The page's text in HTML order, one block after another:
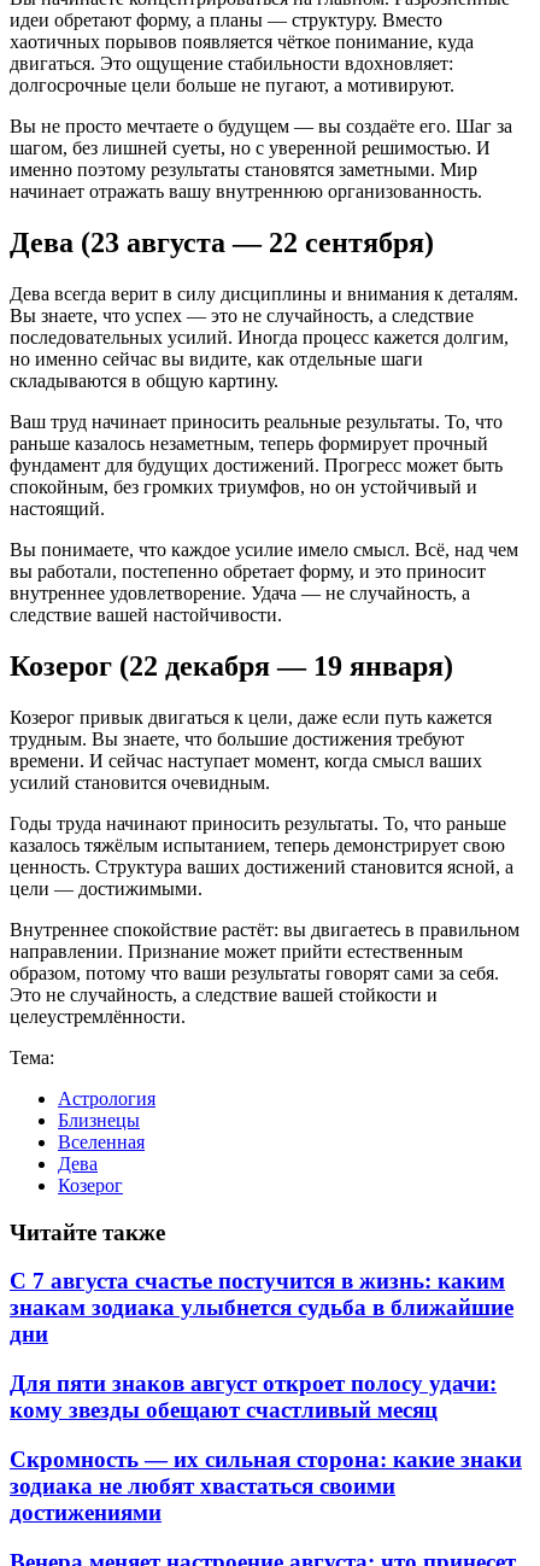
идеи обретают форму, а планы — структуру. Вместо
хаотичных порывов появляется чёткое понимание, куда
двигаться. Это ощущение стабильности вдохновляет:
долгосрочные цели больше не пугают, а мотивируют.
Вы не просто мечтаете о будущем — вы создаёте его. Шаг за
шагом, без лишней суеты, но с уверенной решимостью. И
именно поэтому результаты становятся заметными. Мир
начинает отражать вашу внутреннюю организованность.
Дева (23 августа — 22 сентября)
Дева всегда верит в силу дисциплины и внимания к деталям.
Вы знаете, что успех — это не случайность, а следствие
последовательных усилий. Иногда процесс кажется долгим,
но именно сейчас вы видите, как отдельные шаги
складываются в общую картину.
Ваш труд начинает приносить реальные результаты. То, что
раньше казалось незаметным, теперь формирует прочный
фундамент для будущих достижений. Прогресс может быть
спокойным, без громких триумфов, но он устойчивый и
настоящий.
Вы понимаете, что каждое усилие имело смысл. Всё, над чем
вы работали, постепенно обретает форму, и это приносит
внутреннее удовлетворение. Удача — не случайность, а
следствие вашей настойчивости.
Козерог (22 декабря — 19 января)
Козерог привык двигаться к цели, даже если путь кажется
трудным. Вы знаете, что большие достижения требуют
времени. И сейчас наступает момент, когда смысл ваших
усилий становится очевидным.
Годы труда начинают приносить результаты. То, что раньше
казалось тяжёлым испытанием, теперь демонстрирует свою
ценность. Структура ваших достижений становится ясной, а
цели — достижимыми.
Внутреннее спокойствие растёт: вы двигаетесь в правильном
направлении. Признание может прийти естественным
образом, потому что ваши результаты говорят сами за себя.
Это не случайность, а следствие вашей стойкости и
целеустремлённости.
Тема:
Астрология
Близнецы
Вселенная
Дева
Козерог
Читайте также
С 7 августа счастье постучится в жизнь: каким
знакам зодиака улыбнется судьба в ближайшие
дни
Для пяти знаков август откроет полосу удачи:
кому звезды обещают счастливый месяц
Скромность — их сильная сторона: какие знаки
зодиака не любят хвастаться своими
достижениями